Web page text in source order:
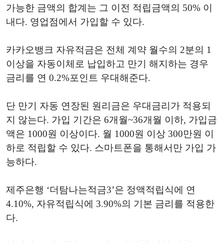
가능한 금액의 합계는 그 이전 적립금액의 50% 이
내다. 영업점에서 가입할 수 있다.
카카오뱅크 자유적금은 전체 계약 월수의 2분의 1
이상을 자동이체로 납입하고 만기 해지하는 경우
금리를 연 0.2%포인트 우대해준다.
단 만기 자동 연장된 원리금은 우대금리가 적용되
지 않는다. 가입 기간은 6개월~36개월 이하, 가입금
액은 1000원 이상이다. 월 1000원 이상 300만원 이
하로 적립할 수 있다. 스마트폰을 통해서만 가입 가
능하다.
제주은행 ‘더탐나는적금3’은 정액적립식에 연
4.10%, 자유적립식에 3.90%의 기본 금리를 적용한
다.